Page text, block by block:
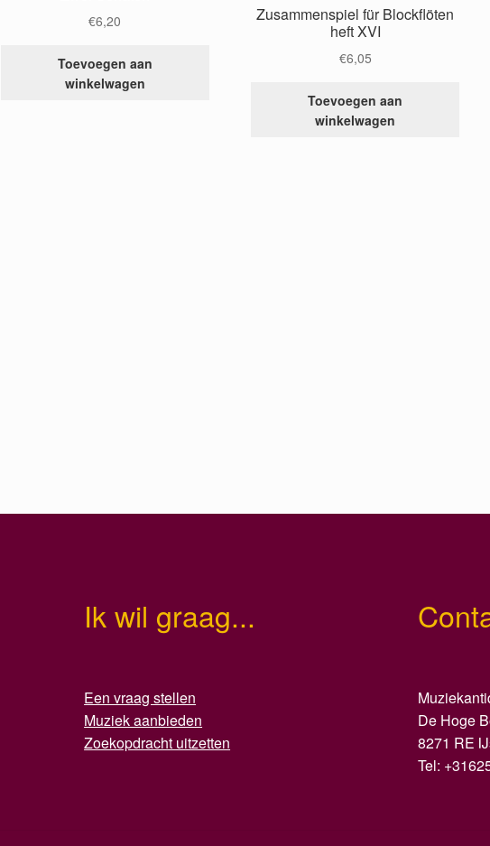
€6,20
Toevoegen aan
winkelwagen
Zusammenspiel für Blockflöten
heft XVI
€6,05
Toevoegen aan
winkelwagen
Ik wil graag...
Een vraag stellen
Muziek aanbieden
Zoekopdracht uitzetten
De Hoge
8271 RE
Tel: